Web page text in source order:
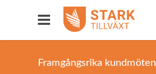
Framgångsrika kundmöten